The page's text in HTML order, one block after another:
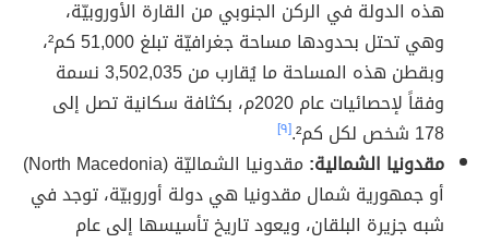
هذه الدولة في الركن الجنوبي من القارة الأوروبيّة،
وهي تحتل بحدودها مساحة جغرافيّة تبلغ 51,000 كم²،
وبقطن هذه المساحة ما يُقارب من 3,502,035 نسمة
وفقاً لإحصائيات عام 2020م، بكثافة سكانية تصل إلى
178 شخص لكل كم².
[٩]
مقدونيا الشمالية:
مقدونيا الشماليّة (North Macedonia)
أو جمهورية شمال مقدونيا هي دولة أوروبيّة، توجد في
شبه جزيرة البلقان، ويعود تاريخ تأسيسها إلى عام